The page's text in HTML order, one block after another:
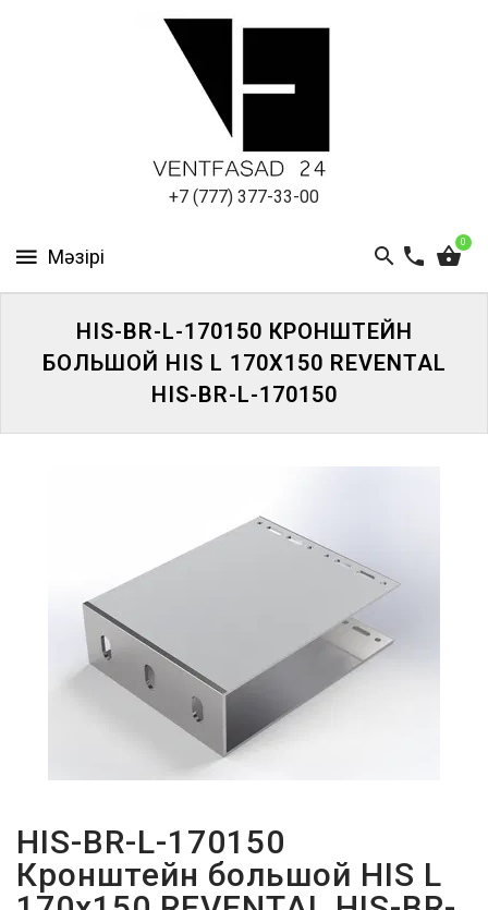
+7 (777) 377-33-00
0
ПАНЕЛИ
ПРОЕКТИРОВАНИЕ
HIS-BR-L-170150 КРОНШТЕЙН
БОЛЬШОЙ HIS L 170X150 REVENTAL
HIS-BR-L-170150
HIS-BR-L-170150
Кронштейн большой HIS L